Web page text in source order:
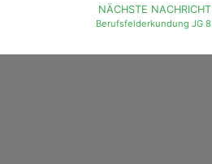
NÄCHSTE NACHRICHT
Berufsfelderkundung JG 8